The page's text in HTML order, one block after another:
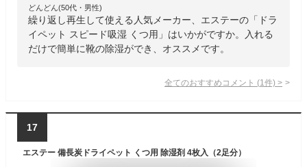
どんどん(50代・男性)
繰り返し再生して使える人気メーカー、エステーの「ドラ
イペット スピード吸湿 くつ用」はいかがですか。入れる
だけで簡単に靴の除湿ができ、オススメです。
全てのおすすめコメント (1 件) >
17
エステー 備長炭ドライペット くつ用 除湿剤 4枚入（2足分）